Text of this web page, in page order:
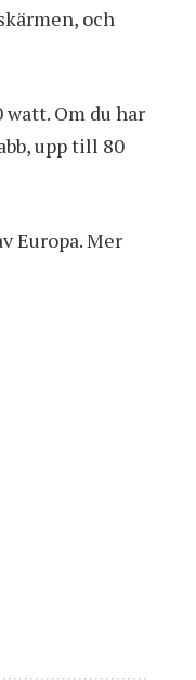
och
Om du har
upp till 80
Europa. Mer